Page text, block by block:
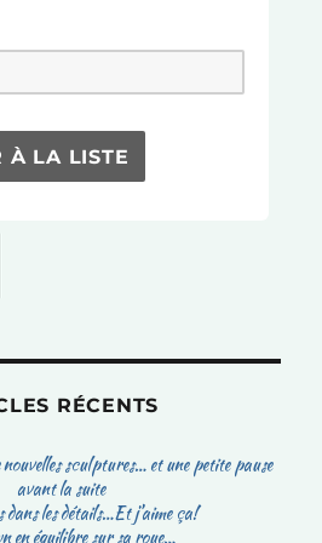
RÉCENTS
nouvelles sculptures… et une petite pause
avant la suite
dans les détails…Et j’aime ça!
en équilibre sur sa roue…